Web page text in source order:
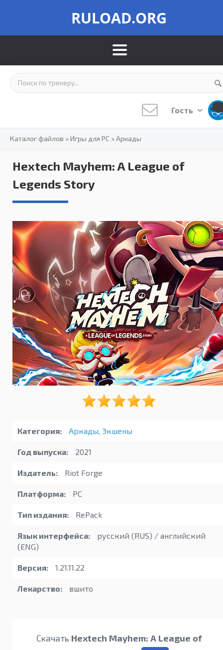
RULOAD.ORG
Гость
Каталог файлов »Игры для PC »Аркады
Hextech Mayhem: A League of
Legends Story
Категория: Аркады, Экшены
Год выпуска: 2021
Издатель: Riot Forge
Платформа: PC
Тип издания: RePack
Язык интерфейса:
русский (RUS) / английский
(ENG)
Версия: 1.21.11.22
Лекарство: вшито
Скачать Hextech Mayhem: A League of